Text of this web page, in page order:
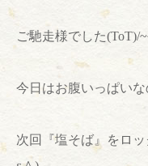
ご馳走様でした(ToT)/
今日はお腹いっぱい
次回『塩そば』をロ